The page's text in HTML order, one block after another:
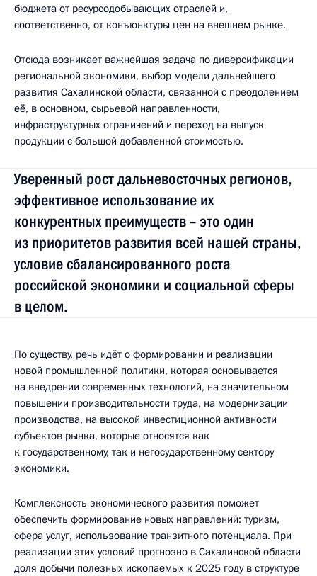
бюджета от ресурсодобывающих отраслей и,
соответственно, от конъюнктуры цен на внешнем рынке.
Отсюда возникает важнейшая задача по диверсификации
региональной экономики, выбор модели дальнейшего
развития Сахалинской области, связанной с преодолением
её, в основном, сырьевой направленности,
инфраструктурных ограничений и переход на выпуск
продукции с большой добавленной стоимостью.
Уверенный рост дальневосточных регионов,
эффективное использование их
конкурентных преимуществ – это один
из приоритетов развития всей нашей страны,
условие сбалансированного роста
российской экономики и социальной сферы
в целом.
По существу, речь идёт о формировании и реализации
новой промышленной политики, которая основывается
на внедрении современных технологий, на значительном
повышении производительности труда, на модернизации
производства, на высокой инвестиционной активности
субъектов рынка, которые относятся как
к государственному, так и негосударственному сектору
экономики.
Комплексность экономического развития поможет
обеспечить формирование новых направлений: туризм,
сфера услуг, использование транзитного потенциала. При
реализации этих условий прогнозно в Сахалинской области
доля добычи полезных ископаемых к 2025 году в структуре